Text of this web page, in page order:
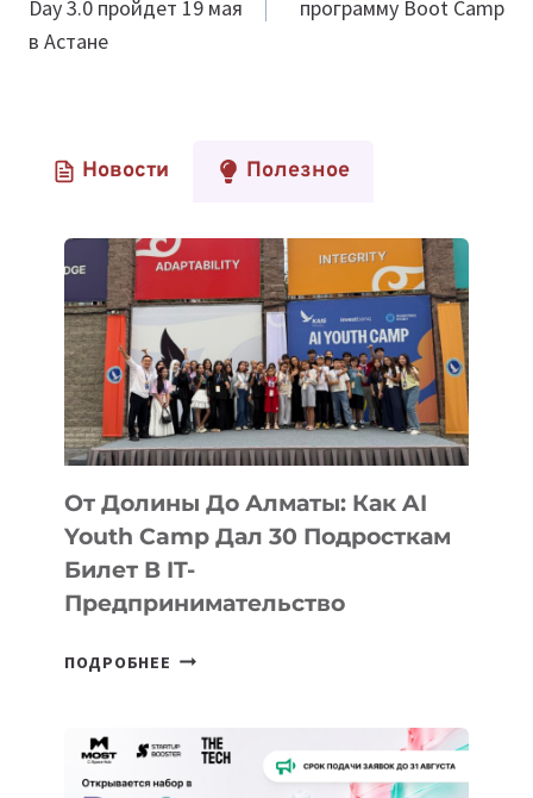
записям
Day 3.0 пройдет 19 мая
в Астане
программу Boot Camp
Новости Полезное
От Долины До Алматы: Как AI
Youth Camp Дал 30 Подросткам
Билет В IT-
Предпринимательство
ПОДРОБНЕЕ ОТ
АЛМАТЫ:
КАК